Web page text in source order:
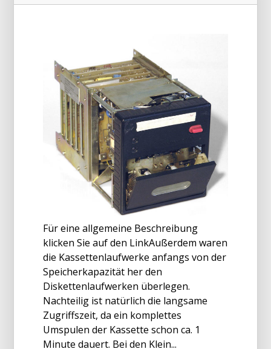
Für eine allgemeine Beschreibung
klicken Sie auf den LinkAußerdem waren
die Kassettenlaufwerke anfangs von der
Speicherkapazität her den
Diskettenlaufwerken überlegen.
Nachteilig ist natürlich die langsame
Zugriffszeit, da ein komplettes
Umspulen der Kassette schon ca. 1
Minute dauert. Bei den Klein...